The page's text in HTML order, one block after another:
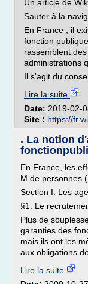
Un article de
Sauter à la
En France , il
fonction
rassemblent
administrations
Il s'agit du
Lire la suite
Date: 2019-02-
Site : https://
. La notion
En France, les
M de personnes
Section I. Les
§1. Le
Plus de
garanties des
mais ils ont les
aux obligations
Lire la suite